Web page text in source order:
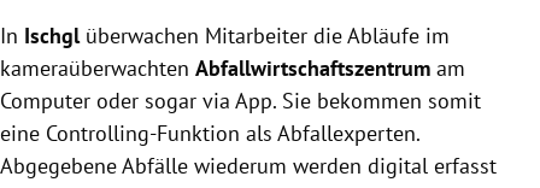
In Ischglüberwachen Mitarbeiter die Abläufe im
kameraüberwachten Abfallwirtschaftszentrum am
Computer oder sogar via App. Sie bekommen somit
eine Controlling-Funktion als Abfallexperten.
Abgegebene Abfälle wiederum werden digital erfasst